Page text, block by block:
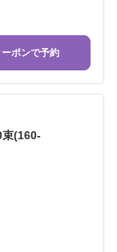
ポンで予約
(160-